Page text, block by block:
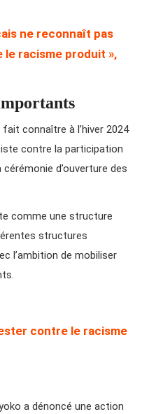
ne reconnaît pas
le racisme produit »,
connaître à l’hiver 2024
contre la participation
cérémonie d’ouverture des
comme une structure
structures
l’ambition de mobiliser
contre le racisme
a dénoncé une action